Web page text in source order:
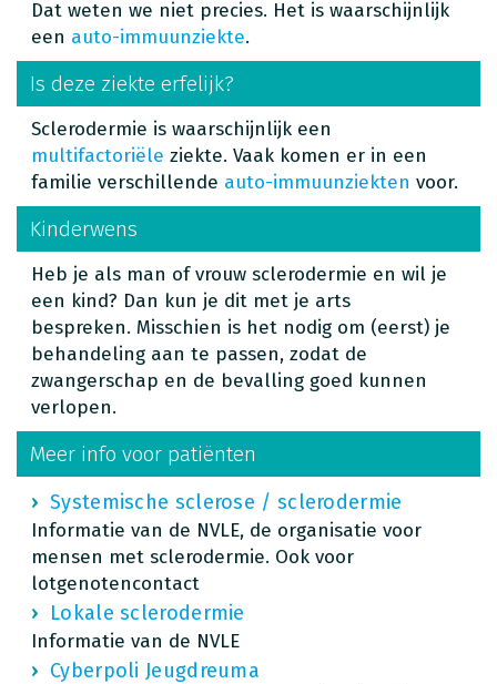
Dat weten we niet precies. Het is waarschijnlijk
een auto-immuunziekte.
Is deze ziekte erfelijk?
Sclerodermie is waarschijnlijk een
multifactoriële ziekte. Vaak komen er in een
familie verschillende auto-immuunziekten voor.
Kinderwens
Heb je als man of vrouw sclerodermie en wil je
een kind? Dan kun je dit met je arts
bespreken. Misschien is het nodig om (eerst) je
behandeling aan te passen, zodat de
zwangerschap en de bevalling goed kunnen
verlopen.
Meer info voor patiënten
Systemische sclerose / sclerodermie
Informatie van de NVLE, de organisatie voor
mensen met sclerodermie. Ook voor
lotgenotencontact
Lokale sclerodermie
Informatie van de NVLE
Cyberpoli Jeugdreuma